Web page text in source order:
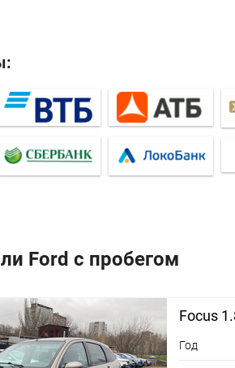
Ford с пробегом
Focus
Год